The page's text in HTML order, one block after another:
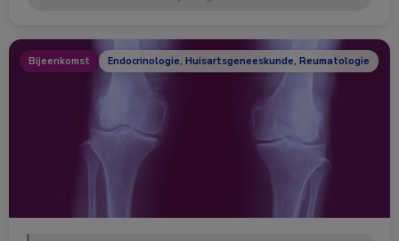
Bijeenkomst Endocrinologie, Huisartsgeneeskunde, Reumatologie